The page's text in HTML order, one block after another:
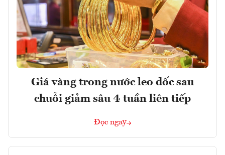
Giá vàng trong nước leo dốc sau
chuỗi giảm sâu 4 tuần liên tiếp
Đọc ngay